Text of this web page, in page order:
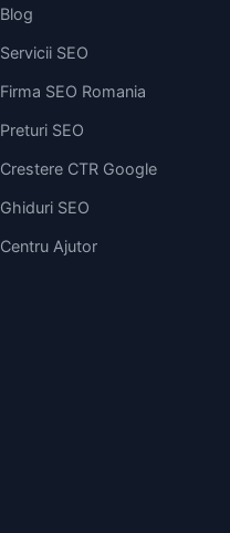
Blog
Servicii SEO
Firma SEO Romania
Preturi SEO
Crestere CTR Google
Ghiduri SEO
Centru Ajutor